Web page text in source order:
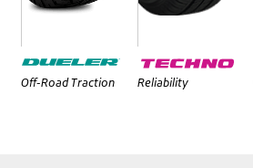
Off-Road Traction Reliability